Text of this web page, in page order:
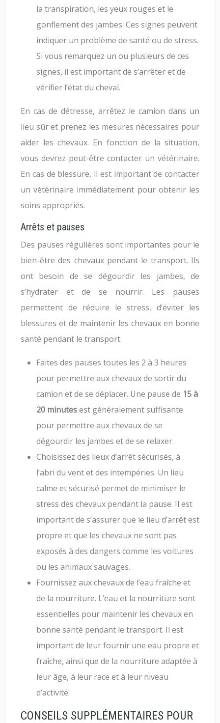
la transpiration, les yeux rouges et le
gonflement des jambes. Ces signes peuvent
indiquer un problème de santé ou de stress.
Si vous remarquez un ou plusieurs de ces
signes, il est important de s’arrêter et de
vérifier l’état du cheval.
En cas de détresse, arrêtez le camion dans un
lieu sûr et prenez les mesures nécessaires pour
aider les chevaux. En fonction de la situation,
vous devrez peut-être contacter un vétérinaire.
En cas de blessure, il est important de contacter
un vétérinaire immédiatement pour obtenir les
soins appropriés.
Arrêts et pauses
Des pauses régulières sont importantes pour le
bien-être des chevaux pendant le transport. Ils
ont besoin de se dégourdir les jambes, de
s’hydrater et de se nourrir. Les pauses
permettent de réduire le stress, d’éviter les
blessures et de maintenir les chevaux en bonne
santé pendant le transport.
Faites des pauses toutes les 2 à 3 heures
pour permettre aux chevaux de sortir du
camion et de se déplacer. Une pause de 15 à
20 minutesest généralement suffisante
pour permettre aux chevaux de se
dégourdir les jambes et de se relaxer.
Choisissez des lieux d’arrêt sécurisés, à
l’abri du vent et des intempéries. Un lieu
calme et sécurisé permet de minimiser le
stress des chevaux pendant la pause. Il est
important de s’assurer que le lieu d’arrêt est
propre et que les chevaux ne sont pas
exposés à des dangers comme les voitures
ou les animaux sauvages.
Fournissez aux chevaux de l’eau fraîche et
de la nourriture. L’eau et la nourriture sont
essentielles pour maintenir les chevaux en
bonne santé pendant le transport. Il est
important de leur fournir une eau propre et
fraîche, ainsi que de la nourriture adaptée à
leur âge, à leur race et à leur niveau
d’activité.
CONSEILS SUPPLÉMENTAIRES POUR